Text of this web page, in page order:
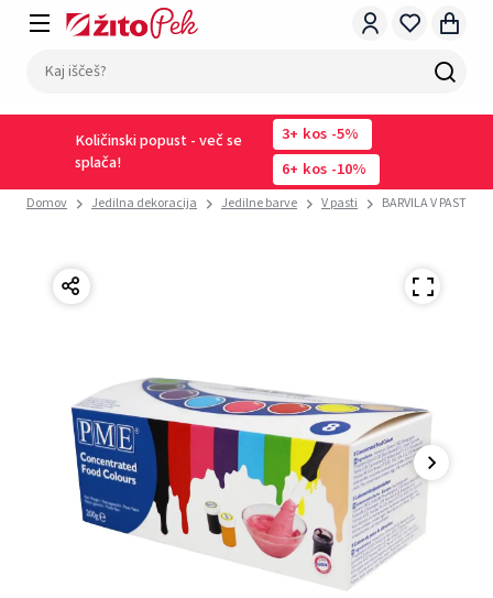
Količinski popust - več se
splača!
3 kos -5%
6
kos -10%
Domov Jedilna dekoracija Jedilne barve V pasti BARVILA V PASTI